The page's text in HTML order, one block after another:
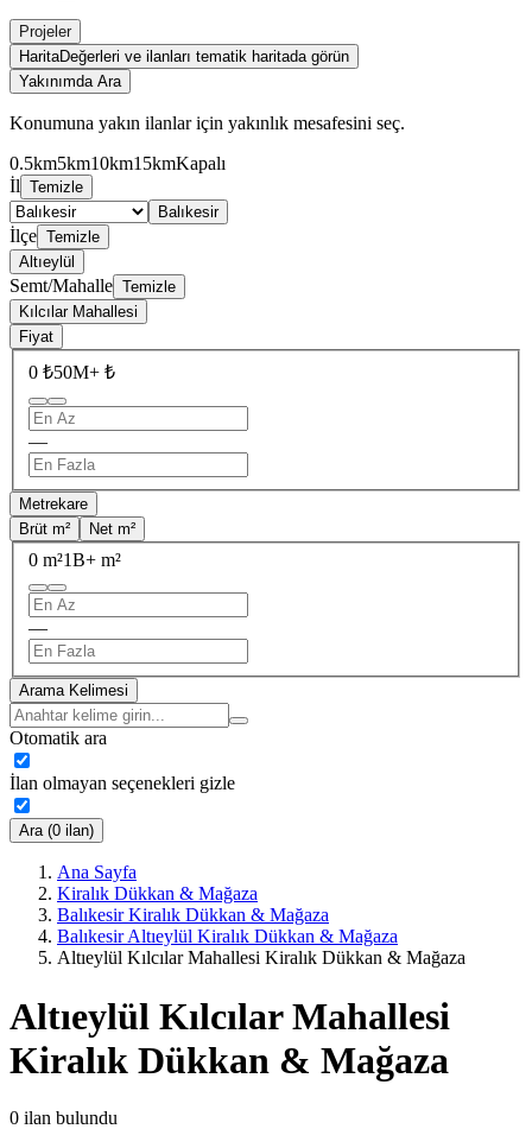
Projeler
HaritaDeğerleri ve ilanları tematik haritada görün
Yakınımda Ara
Konumuna yakın ilanlar için yakınlık mesafesini seç.
0.5km5km10km15kmKapalı
İl Temizle
Balıkesir
İlçe Temizle
Altıeylül
Semt/Mahalle Temizle
Kılcılar Mahallesi
Fiyat
0 ₺50M+ ₺
—
Metrekare
Brüt m²
Net m²
0 m²1B+ m²
—
Arama Kelimesi
Otomatik ara
İlan olmayan seçenekleri gizle
Ara (0 ilan)
Ana Sayfa
Kiralık Dükkan & Mağaza
Balıkesir Kiralık Dükkan & Mağaza
Balıkesir Altıeylül Kiralık Dükkan & Mağaza
Altıeylül Kılcılar Mahallesi Kiralık Dükkan & Mağaza
Altıeylül Kılcılar Mahallesi
Kiralık Dükkan & Mağaza
0 ilan bulundu